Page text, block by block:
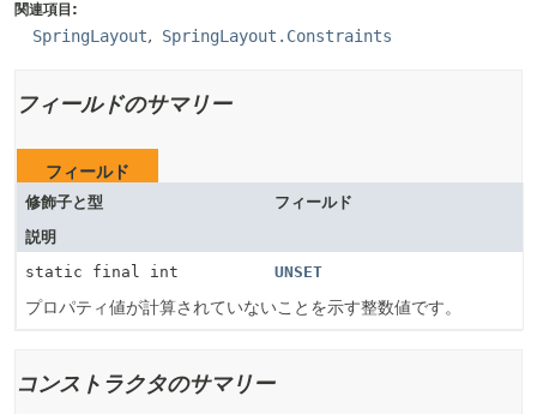
関連項目:
SpringLayout SpringLayout.Constraints
フィールドのサマリー
フィールド
修飾子と型
フィールド
説明
static final int
UNSET
プロパティ値が計算されていないことを示す整数値です。
コンストラクタのサマリー